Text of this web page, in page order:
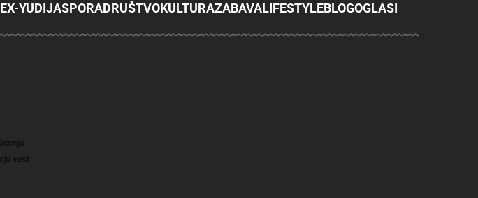
EX-YUDIJASPORADRUŠTVOKULTURAZABAVALIFESTYLEBLOGOGLASI